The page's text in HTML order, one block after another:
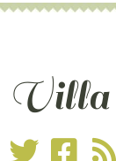
Villa